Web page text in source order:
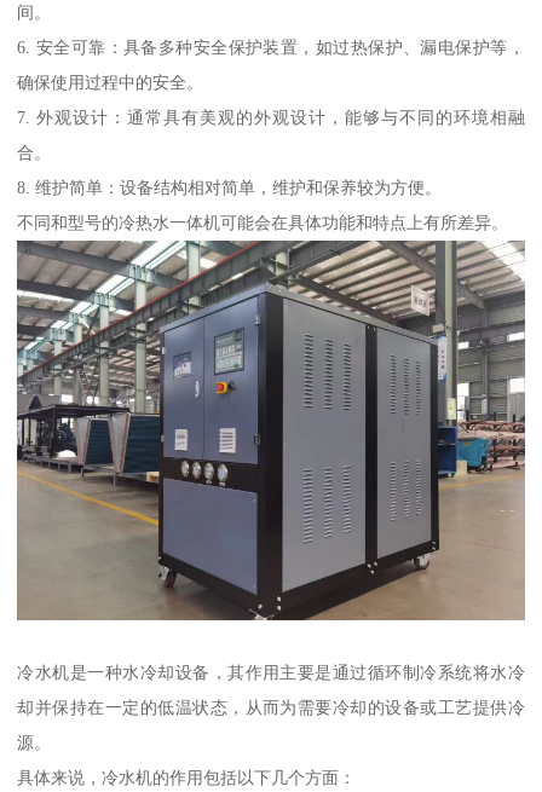
间。
6. 安全可靠：具备多种安全保护装置，如过热保护、漏电保护等，
确保使用过程中的安全。
7. 外观设计：通常具有美观的外观设计，能够与不同的环境相融
合。
8. 维护简单：设备结构相对简单，维护和保养较为方便。
不同和型号的冷热水一体机可能会在具体功能和特点上有所差异。
冷水机是一种水冷却设备，其作用主要是通过循环制冷系统将水冷
却并保持在一定的低温状态，从而为需要冷却的设备或工艺提供冷
源。
具体来说，冷水机的作用包括以下几个方面：